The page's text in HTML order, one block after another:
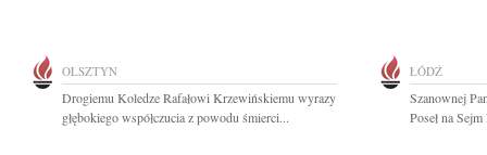
OLSZTYN
Drogiemu Koledze Rafałowi Krzewińskiemu wyrazy
głębokiego współczucia z powodu śmierci...
ŁÓDŹ
Szanownej
Poseł na